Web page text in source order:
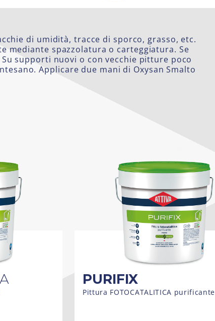
di umidità, tracce di sporco, grasso, etc.
mediante spazzolatura o carteggiatura. Se
supporti nuovi o con vecchie pitture poco
Applicare due mani di Oxysan Smalto
PURIFIX
Pittura FOTOCATALITICA purificante